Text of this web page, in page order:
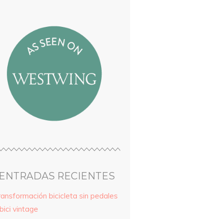
RECIENTES
bicicleta sin pedales
vintage